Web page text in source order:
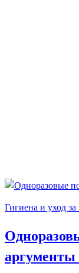
Гигиена и уход